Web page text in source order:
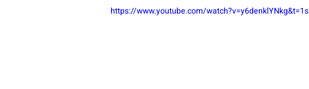
https://www.youtube.com/watch?v=y6denklYNkg&t=1s